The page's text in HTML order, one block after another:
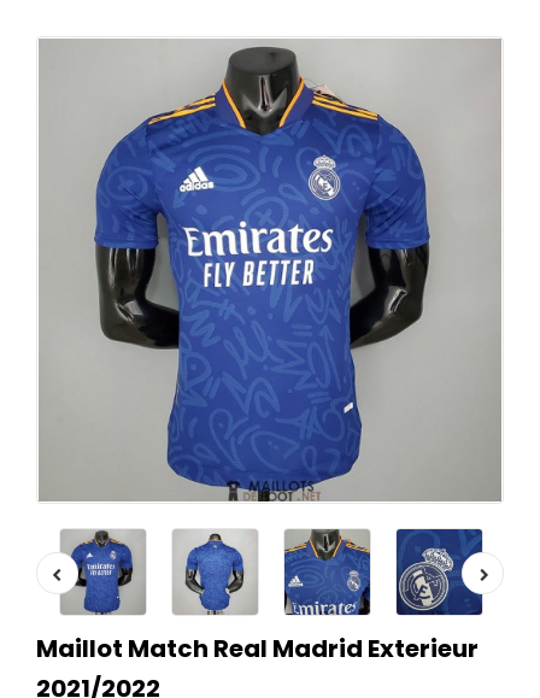
Maillot Match Real Madrid Exterieur
2021/2022